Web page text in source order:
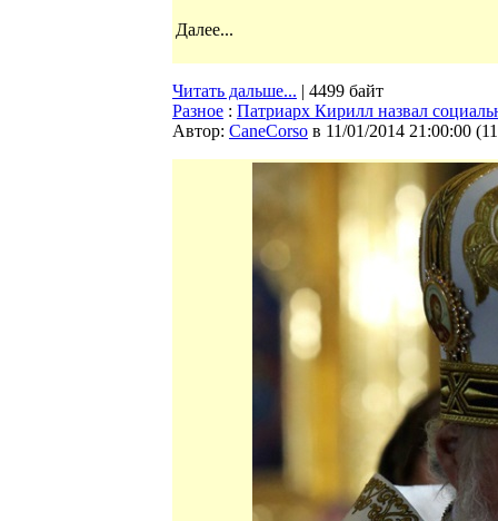
Далее...
Читать дальше... | 4499 байт
Разное : Патриарх Кирилл назвал
Автор: CaneCorso в 11/01/2014 21:00:00 (